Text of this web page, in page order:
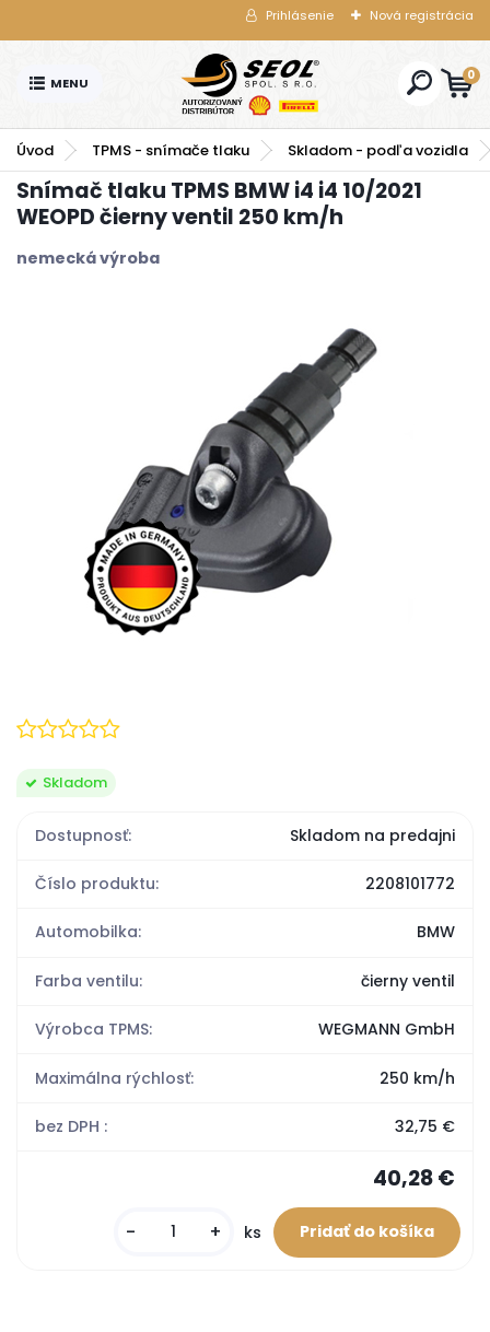
Prihlásenie Nová registrácia
0
Úvod TPMS - snímače tlaku Skladom - podľa vozidla
Snímač tlaku TPMS BMW i4 i4 10/2021
WEOPD čierny ventil 250 km/h
nemecká výroba
Skladom
Dostupnosť: Skladom na predajni
Číslo produktu: 2208101772
Automobilka: BMW
Farba ventilu: čierny ventil
Výrobca TPMS: WEGMANN GmbH
Maximálna rýchlosť: 250 km/h
bez DPH : 32,75 €
40,28 €
- + ks